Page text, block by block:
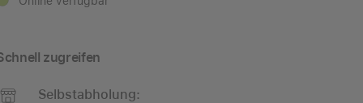
zugreifen
Selbstabholung: